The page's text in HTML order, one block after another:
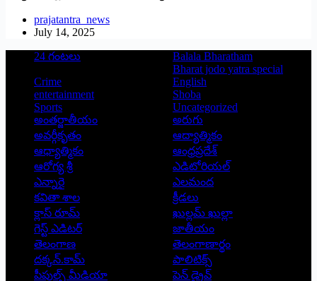
prajatantra_news
July 14, 2025
24 గంటలు
Balala Bharatham
Bharat jodo yatra special
Crime
English
entertainment
Shoba
Sports
Uncategorized
అంతర్జాతీయం
అరుగు
అవర్గీకృతం
ఆద్యాత్మికం
ఆధ్యాత్మికం
ఆంధ్రప్రదేశ్
ఆరోగ్య శ్రీ
ఎడిటోరియల్
ఎన్నారై
ఎలమంద
కవితా శాల
క్రీడలు
క్లాస్ రూమ్
ఖుల్లమ్ ఖుల్లా
గెస్ట్ ఎడిటర్
జాతీయం
తెలంగాణ
తెలంగాణార్థం
దక్కన్.కామ్
పాలిటిక్స్
పీపుల్స్ ‌మీడియా
పెన్ డ్రైవ్